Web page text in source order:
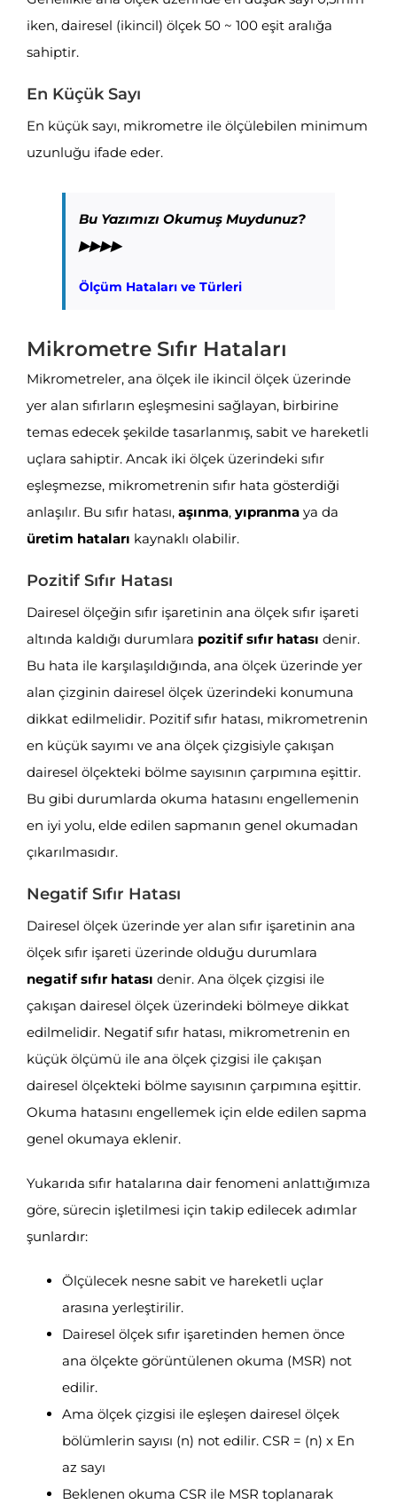
iken, dairesel (ikincil) ölçek 50 ~ 100 eşit aralığa
sahiptir.
En Küçük Sayı
En küçük sayı, mikrometre ile ölçülebilen minimum
uzunluğu ifade eder.
Bu Yazımızı Okumuş Muydunuz?
▶▶▶▶
Ölçüm Hataları ve Türleri
Mikrometre Sıfır Hataları
Mikrometreler, ana ölçek ile ikincil ölçek üzerinde
yer alan sıfırların eşleşmesini sağlayan, birbirine
temas edecek şekilde tasarlanmış, sabit ve hareketli
uçlara sahiptir. Ancak iki ölçek üzerindeki sıfır
eşleşmezse, mikrometrenin sıfır hata gösterdiği
anlaşılır. Bu sıfır hatası, aşınma, yıpranmaya da
üretim hataları kaynaklı olabilir.
Pozitif Sıfır Hatası
Dairesel ölçeğin sıfır işaretinin ana ölçek sıfır işareti
altında kaldığı durumlara pozitif sıfır hatası denir.
Bu hata ile karşılaşıldığında, ana ölçek üzerinde yer
alan çizginin dairesel ölçek üzerindeki konumuna
dikkat edilmelidir. Pozitif sıfır hatası, mikrometrenin
en küçük sayımı ve ana ölçek çizgisiyle çakışan
dairesel ölçekteki bölme sayısının çarpımına eşittir.
Bu gibi durumlarda okuma hatasını engellemenin
en iyi yolu, elde edilen sapmanın genel okumadan
çıkarılmasıdır.
Negatif Sıfır Hatası
Dairesel ölçek üzerinde yer alan sıfır işaretinin ana
ölçek sıfır işareti üzerinde olduğu durumlara
negatif sıfır hatası denir. Ana ölçek çizgisi ile
çakışan dairesel ölçek üzerindeki bölmeye dikkat
edilmelidir. Negatif sıfır hatası, mikrometrenin en
küçük ölçümü ile ana ölçek çizgisi ile çakışan
dairesel ölçekteki bölme sayısının çarpımına eşittir.
Okuma hatasını engellemek için elde edilen sapma
genel okumaya eklenir.
Yukarıda sıfır hatalarına dair fenomeni anlattığımıza
göre, sürecin işletilmesi için takip edilecek adımlar
şunlardır:
Ölçülecek nesne sabit ve hareketli uçlar
arasına yerleştirilir.
Dairesel ölçek sıfır işaretinden hemen önce
ana ölçekte görüntülenen okuma (MSR) not
edilir.
Ama ölçek çizgisi ile eşleşen dairesel ölçek
bölümlerin sayısı (n) not edilir. CSR = (n) x En
az sayı
Beklenen okuma CSR ile MSR toplanarak